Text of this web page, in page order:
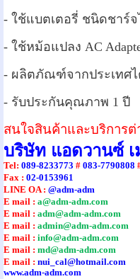
- ใช้แบตเตอรี่ ชนิดชาร์
- ใช้หม้อแปลง AC
- ผลิตภัณฑ์จากประเทศ
- รับประกันคุณภาพ 1 ปี
สนใจสินค้าและบริการ
บริษัท แอดวานซ์
Tel: 089-8233773 # 083-7790808
Fax : 02-0153961
LINE OA : @adm-adm
E mail : a@adm-adm.com
E mail : adm@adm-adm.com
E mail : admin@adm-adm.com
E mail : info@adm-adm.com
E mail : md@adm-adm.com
E mail : nui_cal@hotmail.com
www.adm-adm.com